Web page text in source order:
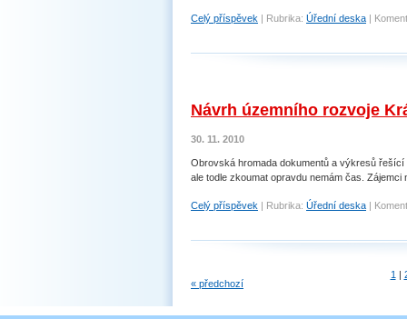
Celý příspěvek | Rubrika: Úřední deska |
Návrh územního rozvoje
30. 11. 2010
Obrovská hromada dokumentů a výkresů
ale todle zkoumat opravdu nemám čas.
Celý příspěvek | Rubrika: Úřední deska |
« předchozí
1 |